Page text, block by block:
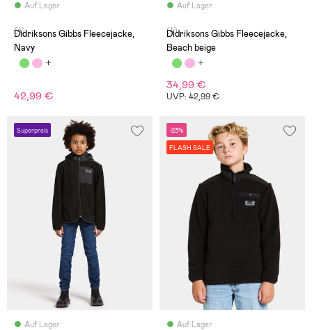
Auf Lager
(4)
Didriksons Gibbs Fleecejacke,
Navy
42,99 €
Auf Lager
(4)
Didriksons Gibbs Fleecejacke,
Beach beige
34,99 €
UVP: 42,99 €
Superpreis
Auf Lager
-23%
FLASH SALE
Auf Lager